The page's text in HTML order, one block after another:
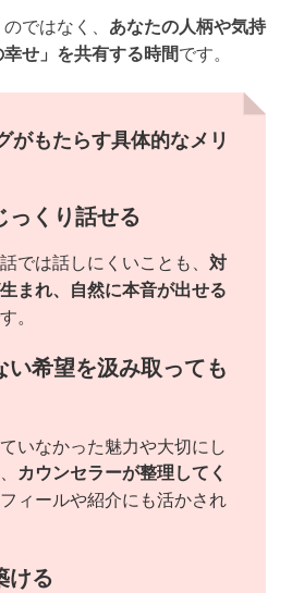
ではなく、 あなたの人柄や気持
せ」を共有する時間です。
がもたらす具体的なメリ
っくり話せる
では話しにくいことも、 対
まれ、自然に本音が出せる
。
い希望を汲み取っても
いなかった魅力や大切にし
カウンセラーが整理してく
ィールや紹介にも活かされ
ける